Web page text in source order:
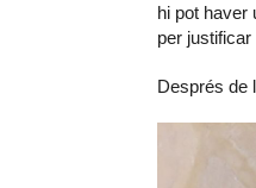
hi pot haver
per
Després de